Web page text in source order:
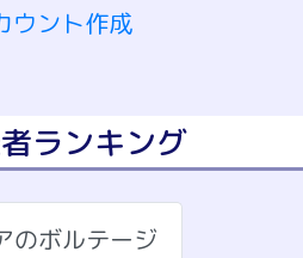
ウント作成
ランキング
のボルテージ